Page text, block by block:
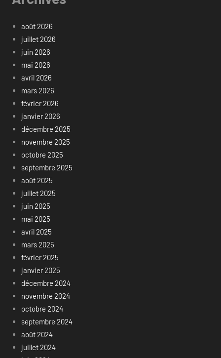
août 2026
juillet 2026
juin 2026
mai 2026
avril 2026
mars 2026
février 2026
janvier 2026
décembre 2025
novembre 2025
octobre 2025
septembre 2025
août 2025
juillet 2025
juin 2025
mai 2025
avril 2025
mars 2025
février 2025
janvier 2025
décembre 2024
novembre 2024
octobre 2024
septembre 2024
août 2024
juillet 2024